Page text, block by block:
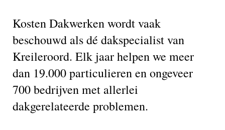
Kosten Dakwerken wordt vaak
beschouwd als dé dakspecialist van
Kreileroord. Elk jaar helpen we meer
dan 19.000 particulieren en ongeveer
700 bedrijven met allerlei
dakgerelateerde problemen.